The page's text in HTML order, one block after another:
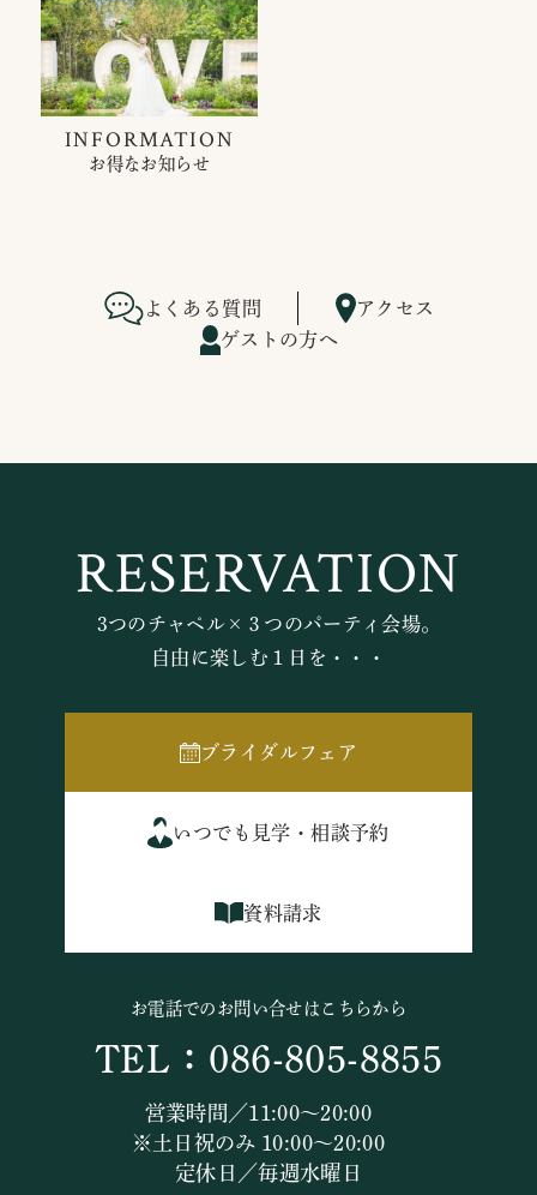
INFORMATION
お得なお知らせ
よくある質問
アクセス
ゲストの方へ
RESERVATION
3つのチャペル×３つのパーティ会場。
自由に楽しむ１日を・・・
ブライダルフェア
いつでも見学・相談予約
資料請求
お電話でのお問い合せはこちらから
TEL：086-805-8855
営業時間／11:00～20:00
※土日祝のみ 10:00～20:00
定休日／毎週水曜日